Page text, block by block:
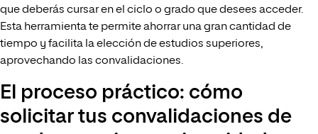
que deberás cursar en el ciclo o grado que desees acceder.
Esta herramienta te permite ahorrar una gran cantidad de
tiempo y facilita la elección de estudios superiores,
aprovechando las convalidaciones.
El proceso práctico: cómo
solicitar tus convalidaciones de